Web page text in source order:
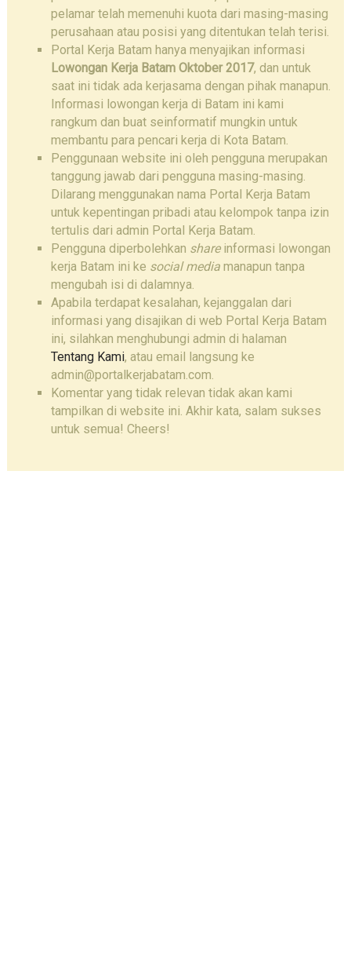
pelamar telah memenuhi kuota dari masing-masing
perusahaan atau posisi yang ditentukan telah terisi.
Portal Kerja Batam hanya menyajikan informasi
Lowongan Kerja Batam Oktober 2017, dan untuk
saat ini tidak ada kerjasama dengan pihak manapun.
Informasi lowongan kerja di Batam ini kami
rangkum dan buat seinformatif mungkin untuk
membantu para pencari kerja di Kota Batam.
Penggunaan website ini oleh pengguna merupakan
tanggung jawab dari pengguna masing-masing.
Dilarang menggunakan nama Portal Kerja Batam
untuk kepentingan pribadi atau kelompok tanpa izin
tertulis dari admin Portal Kerja Batam.
Pengguna diperbolehkan shareinformasi lowongan
kerja Batam ini ke social mediamanapun tanpa
mengubah isi di dalamnya.
Apabila terdapat kesalahan, kejanggalan dari
informasi yang disajikan di web Portal Kerja Batam
ini, silahkan menghubungi admin di halaman
Tentang Kami, atau email langsung ke
admin@portalkerjabatam.com.
Komentar yang tidak relevan tidak akan kami
tampilkan di website ini. Akhir kata, salam sukses
untuk semua! Cheers!